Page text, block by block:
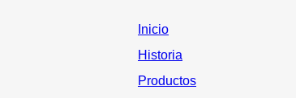
Inicio
Historia
Productos